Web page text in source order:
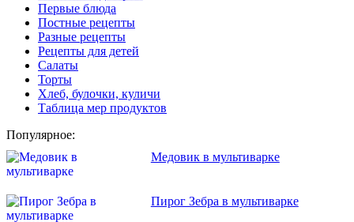
Первые блюда
Постные рецепты
Разные рецепты
Рецепты для детей
Салаты
Торты
Хлеб, булочки, куличи
Таблица мер продуктов
Популярное:
Медовик в мультиварке
Пирог Зебра в мультиварке